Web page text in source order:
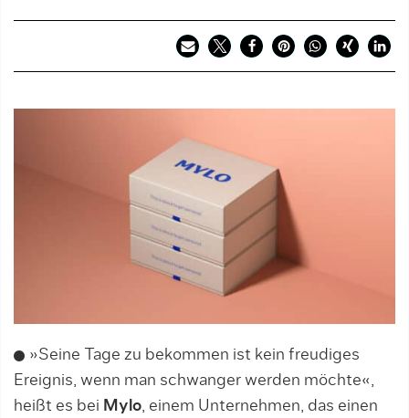
»Seine Tage zu bekommen ist kein freudiges
Ereignis, wenn man schwanger werden möchte«,
heißt es bei Mylo, einem Unternehmen, das einen